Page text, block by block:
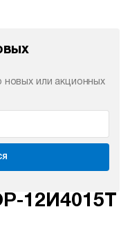
новых или акционных
12И4015Т